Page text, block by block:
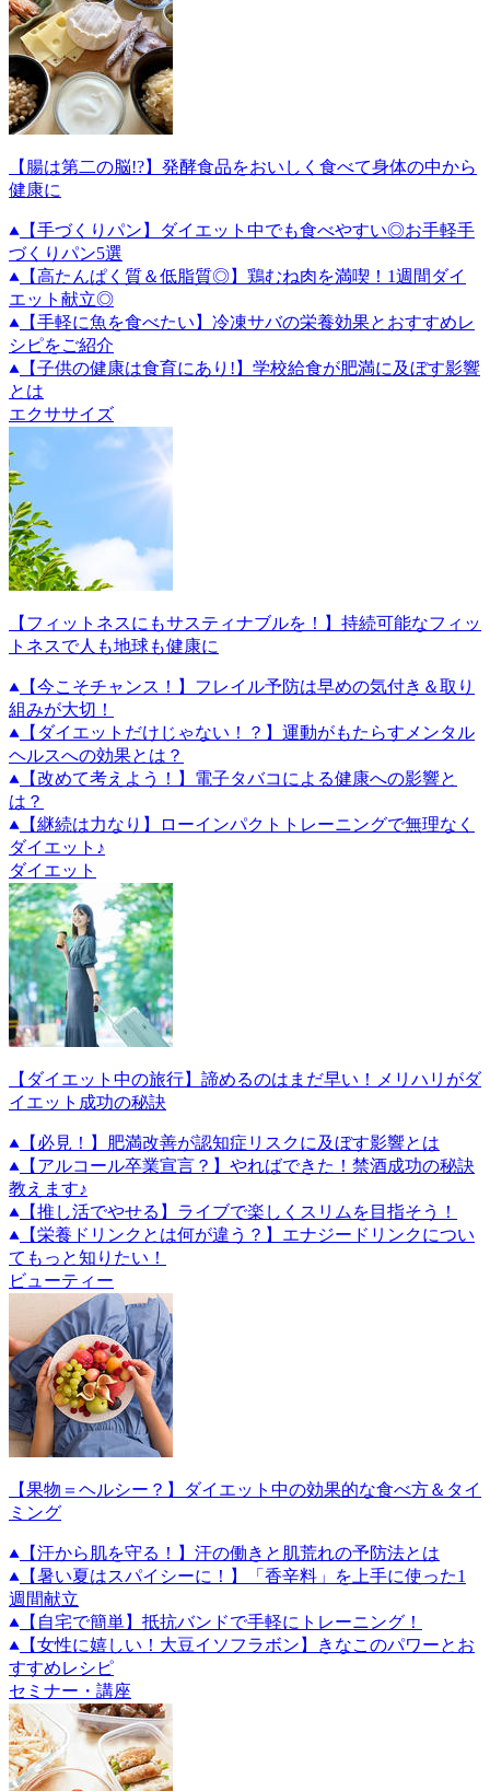
【腸は第二の脳!?】発酵食品をおいしく食べて身体の中から
健康に
【手づくりパン】ダイエット中でも食べやすい◎お手軽手
づくりパン5選
【高たんぱく質＆低脂質◎】鶏むね肉を満喫！1週間ダイ
エット献立◎
【手軽に魚を食べたい】冷凍サバの栄養効果とおすすめレ
シピをご紹介
【子供の健康は食育にあり!】学校給食が肥満に及ぼす影響
とは
エクササイズ
【フィットネスにもサスティナブルを！】持続可能なフィッ
トネスで人も地球も健康に
【今こそチャンス！】フレイル予防は早めの気付き＆取り
組みが大切！
【ダイエットだけじゃない！？】運動がもたらすメンタル
ヘルスへの効果とは？
【改めて考えよう！】電子タバコによる健康への影響と
は？
【継続は力なり】ローインパクトトレーニングで無理なく
ダイエット♪
ダイエット
【ダイエット中の旅行】諦めるのはまだ早い！メリハリがダ
イエット成功の秘訣
【必見！】肥満改善が認知症リスクに及ぼす影響とは
【アルコール卒業宣言？】やればできた！禁酒成功の秘訣
教えます♪
【推し活でやせる】ライブで楽しくスリムを目指そう！
【栄養ドリンクとは何が違う？】エナジードリンクについ
てもっと知りたい！
ビューティー
【果物＝ヘルシー？】ダイエット中の効果的な食べ方＆タイ
ミング
【汗から肌を守る！】汗の働きと肌荒れの予防法とは
【暑い夏はスパイシーに！】「香辛料」を上手に使った1
週間献立
【自宅で簡単】抵抗バンドで手軽にトレーニング！
【女性に嬉しい！大豆イソフラボン】きなこのパワーとお
すすめレシピ
セミナー・講座